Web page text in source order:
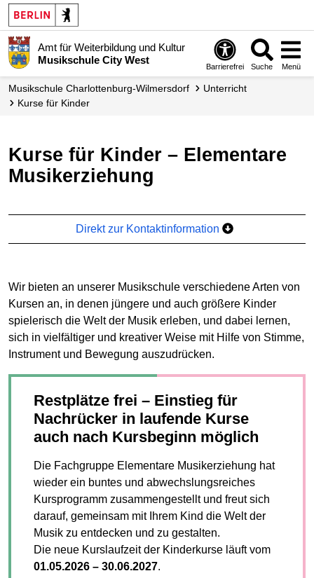
Amt für Weiterbildung und Kultur
Musikschule City West
Barrierefrei Suche Menü
Musikschule Charlottenburg-Wilmersdorf
Unterricht
Kurse für Kinder
Kurse für Kinder – Elementare
Musikerziehung
Direkt zur Kontaktinformation
Wir bieten an unserer Musikschule verschiedene Arten von
Kursen an, in denen jüngere und auch größere Kinder
spielerisch die Welt der Musik erleben, und dabei lernen,
sich in vielfältiger und kreativer Weise mit Hilfe von Stimme,
Instrument und Bewegung auszudrücken.
Restplätze frei – Einstieg für
Nachrücker in laufende Kurse
auch nach Kursbeginn möglich
Die Fachgruppe Elementare Musikerziehung hat
wieder ein buntes und abwechslungsreiches
Kursprogramm zusammengestellt und freut sich
darauf, gemeinsam mit Ihrem Kind die Welt der
Musik zu entdecken und zu gestalten.
Die neue Kurslaufzeit der Kinderkurse läuft vom
01.05.2026 – 30.06.2027.